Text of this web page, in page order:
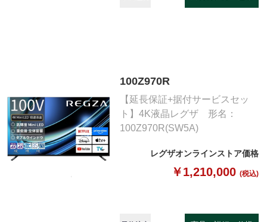
100Z970R
【延長保証+据付サービスセッ
ト】4K液晶レグザ 形名：
100Z970R(SW5A)
レグザオンラインストア価格
￥1,210,000 (税込)